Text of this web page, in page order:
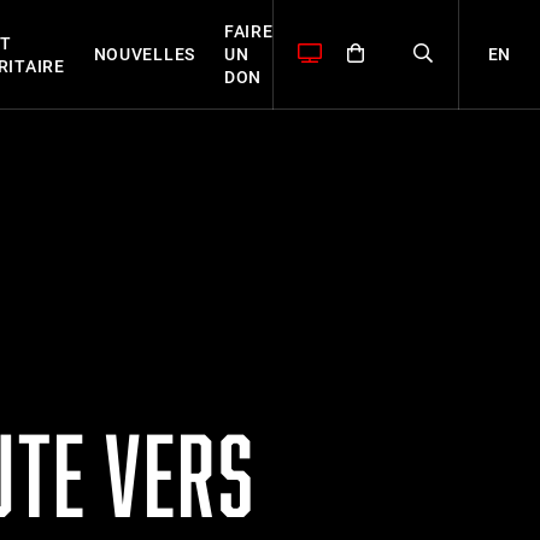
NOUVELLES
FAIRE
UN
DON
EN
VERS